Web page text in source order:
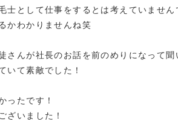
士として仕事をするとは考えていません
かわかりませんね笑
さんが社長のお話を前のめりになって聞
いて素敵でした！
ったです！
ざいました！